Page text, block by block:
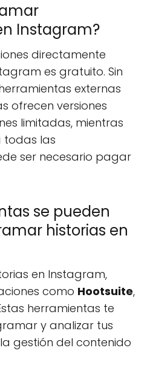
Instagram?
directamente
es gratuito. Sin
externas
ofrecen versiones
limitadas, mientras
las
ser necesario pagar
se pueden
historias en
en Instagram,
como Hootsuite,
herramientas te
y analizar tus
gestión del contenido